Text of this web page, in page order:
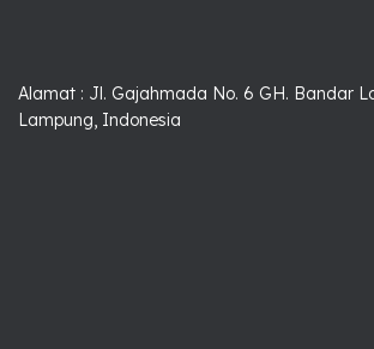
Alamat : Jl. Gajahmada No. 6 GH. Bandar
Lampung, Indonesia